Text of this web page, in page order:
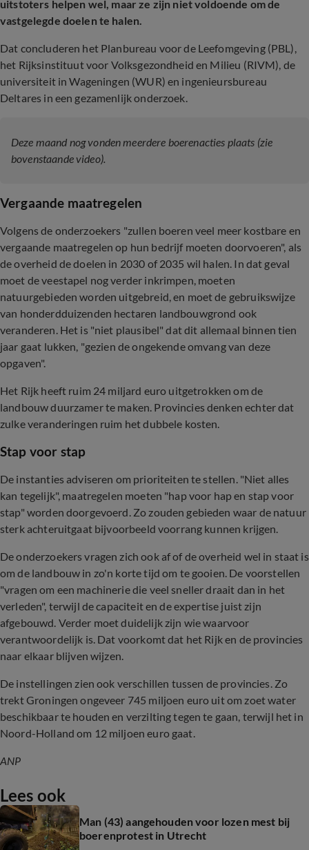
uitstoters helpen wel, maar ze zijn niet voldoende om de
vastgelegde doelen te halen.
Dat concluderen het Planbureau voor de Leefomgeving (PBL),
het Rijksinstituut voor Volksgezondheid en Milieu (RIVM), de
universiteit in Wageningen (WUR) en ingenieursbureau
Deltares in een gezamenlijk onderzoek.
Deze maand nog vonden meerdere boerenacties plaats (zie
bovenstaande video).
Vergaande maatregelen
Volgens de onderzoekers "zullen boeren veel meer kostbare en
vergaande maatregelen op hun bedrijf moeten doorvoeren", als
de overheid de doelen in 2030 of 2035 wil halen. In dat geval
moet de veestapel nog verder inkrimpen, moeten
natuurgebieden worden uitgebreid, en moet de gebruikswijze
van honderdduizenden hectaren landbouwgrond ook
veranderen. Het is "niet plausibel" dat dit allemaal binnen tien
jaar gaat lukken, "gezien de ongekende omvang van deze
opgaven".
Het Rijk heeft ruim 24 miljard euro uitgetrokken om de
landbouw duurzamer te maken. Provincies denken echter dat
zulke veranderingen ruim het dubbele kosten.
Stap voor stap
De instanties adviseren om prioriteiten te stellen. "Niet alles
kan tegelijk", maatregelen moeten "hap voor hap en stap voor
stap" worden doorgevoerd. Zo zouden gebieden waar de natuur
sterk achteruitgaat bijvoorbeeld voorrang kunnen krijgen.
De onderzoekers vragen zich ook af of de overheid wel in staat is
om de landbouw in zo'n korte tijd om te gooien. De voorstellen
"vragen om een machinerie die veel sneller draait dan in het
verleden", terwijl de capaciteit en de expertise juist zijn
afgebouwd. Verder moet duidelijk zijn wie waarvoor
verantwoordelijk is. Dat voorkomt dat het Rijk en de provincies
naar elkaar blijven wijzen.
De instellingen zien ook verschillen tussen de provincies. Zo
trekt Groningen ongeveer 745 miljoen euro uit om zoet water
beschikbaar te houden en verzilting tegen te gaan, terwijl het in
Noord-Holland om 12 miljoen euro gaat.
ANP
Lees ook
Man (43) aangehouden voor lozen mest bij
boerenprotest in Utrecht